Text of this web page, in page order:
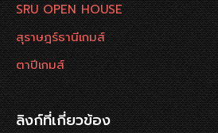
SRU OPEN HOUSE
สุราษฎร์ธานีเกมส์
ตาปีเกมส์
ลิงก์ที่เกี่ยวข้อง